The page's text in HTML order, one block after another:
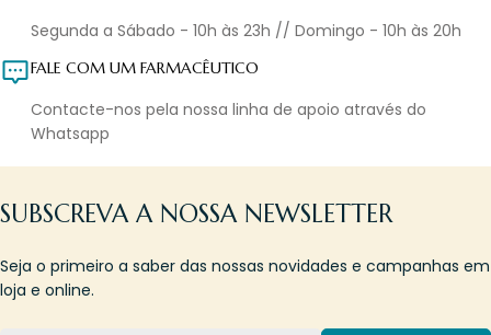
Segunda a Sábado - 10h às 23h // Domingo - 10h às 20h
FALE COM UM FARMACÊUTICO
Contacte-nos pela nossa linha de apoio através do
Whatsapp
SUBSCREVA A NOSSA NEWSLETTER
Seja o primeiro a saber das nossas novidades e campanhas em
loja e online.